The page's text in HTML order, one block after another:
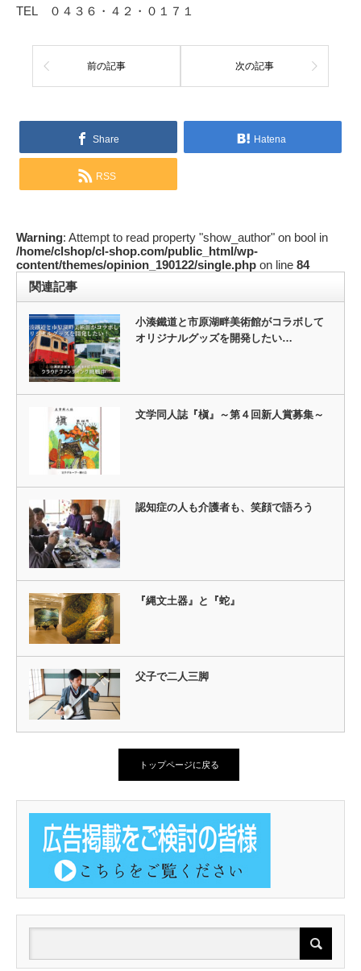
TEL ０４３６・４２・０１７１
前の記事 次の記事
Share Hatena
RSS
Warning: Attempt to read property "show_author" on bool in
/home/clshop/cl-shop.com/public_html/wp-
content/themes/opinion_190122/single.php on line 84
関連記事
小湊鐵道と市原湖畔美術館がコラボして
オリジナルグッズを開発したい…
文学同人誌『槇』～第４回新人賞募集～
認知症の人も介護者も、笑顔で語ろう
『縄文土器』と『蛇』
父子で二人三脚
トップページに戻る